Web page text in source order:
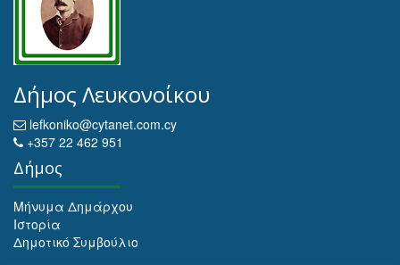
Δήμος Λευκονοίκου
lefkoniko@cytanet.com.cy
+357 22 462 951
Δήμος
Μήνυμα Δημάρχου
Ιστορία
Δημοτικό Συμβούλιο